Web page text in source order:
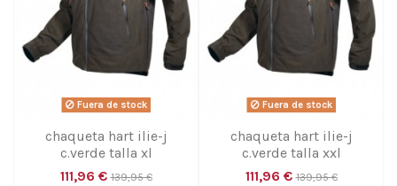
Fuera de stock
chaqueta hart ilie-j
c.verde talla xl
111,96 €139,95 €
Fuera de stock
chaqueta hart ilie-j
c.verde talla xxl
111,96 €139,95 €